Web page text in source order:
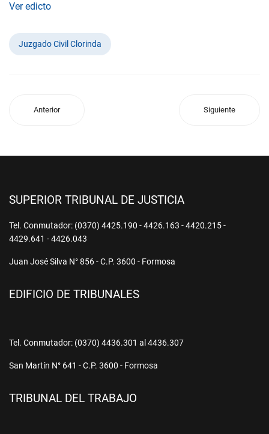
Ver edicto
Juzgado Civil Clorinda
Anterior Siguiente
SUPERIOR TRIBUNAL DE JUSTICIA
Tel. Conmutador: (0370) 4425.190 - 4426.163 - 4420.215 -
4429.641 - 4426.043
Juan José Silva N° 856 - C.P. 3600 - Formosa
EDIFICIO DE TRIBUNALES
Tel. Conmutador: (0370) 4436.301 al 4436.307
San Martín N° 641 - C.P. 3600 - Formosa
TRIBUNAL DEL TRABAJO